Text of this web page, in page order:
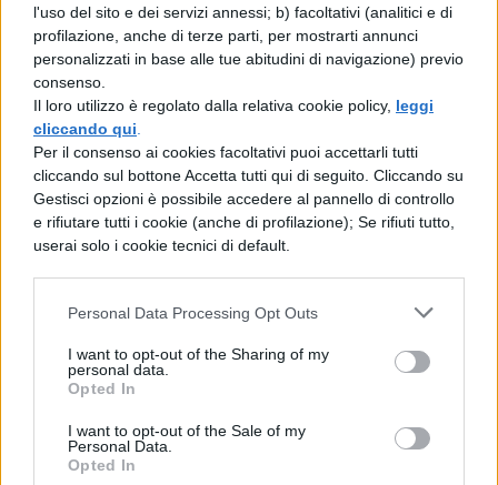
l'uso del sito e dei servizi annessi; b) facoltativi (analitici e di
profilazione, anche di terze parti, per mostrarti annunci
personalizzati in base alle tue abitudini di navigazione) previo
consenso.
Il loro utilizzo è regolato dalla relativa cookie policy, leggi
cliccando qui
Per il consenso ai cookies facoltativi puoi accettarli tutti
cliccando sul bottone Accetta tutti qui di seguito. Cliccando su
Gestisci opzioni è possibile accedere al pannello di controllo
e rifiutare tutti i cookie (anche di profilazione); Se rifiuti tutto,
userai solo i cookie tecnici di default.
Personal Data Processing Opt Outs
I want to opt-out of the Sharing of my
personal data.
Opted In
I want to opt-out of the Sale of my
Personal Data.
Opted In
componente cerebrale non divisa in due
parti specularmente simmetriche : in essa
trova la sua sede l’ anima . Gli spiriti che
provengono dagli organi sensoriali o dalle
altre parti del corpo arrivano attraverso i
nervi , visti come veri e propri conduttori
idraulici , alla ghiandola pineale . Il
movimento che essi vi causano provoca la
nuovi nervi , mettono in moto determinate
parti del corpo senza l’ intervento della
volontà . Ma la ghiandola pineale può
anche essere mossa direttamente dalla
volontà ( che é espressione della res